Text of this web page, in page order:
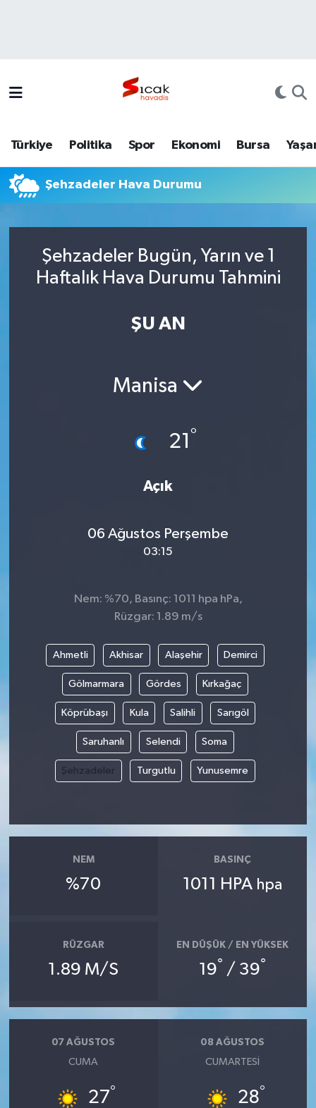
Türkiye Politika Spor Ekonomi Bursa
Şehzadeler Hava Durumu
Şehzadeler Bugün, Yarın ve 1
Haftalık Hava Durumu Tahmini
ŞU AN
Manisa
21 °
Açık
06 Ağustos Perşembe
03:15
Nem: %70, Basınç: 1011 hpa hPa,
Rüzgar: 1.89 m/s
Ahmetli Akhisar Alaşehir Demirci
Gölmarmara Gördes Kırkağaç
Köprübaşı Kula Salihli Sarıgöl
Saruhanlı Selendi Soma
Şehzadeler Turgutlu Yunusemre
NEM
%70
BASINÇ
1011 HPA hpa
RÜZGAR
1.89 M/S
EN DÜŞÜK / EN YÜKSEK
19° / 39°
07 AĞUSTOS
CUMA
27°
08 AĞUSTOS
CUMARTESI
28°
Türkiye
Bilim, Teknoloji
Haber Arşivi